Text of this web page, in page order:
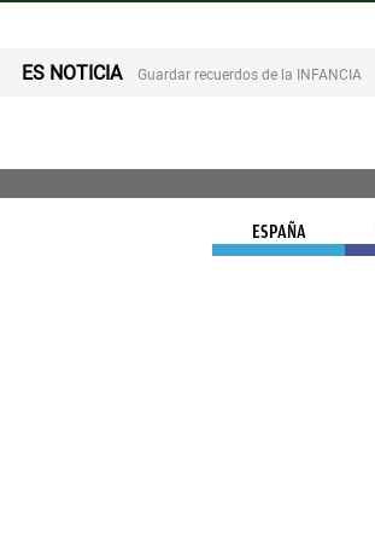
ES NOTICIA Guardar recuerdos de la INFANCIA
ESPAÑA